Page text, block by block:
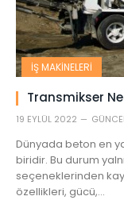
İŞ MAKINELERI
Transmikser
19 EYLÜL 2022
Dünyada beton en
biridir. Bu durum
seçeneklerinden
özellikleri, gücü,…